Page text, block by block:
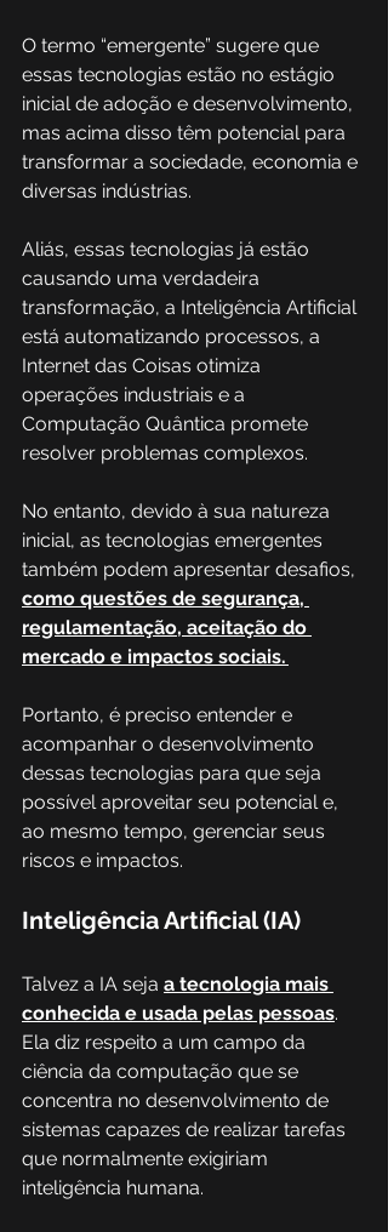
O termo “emergente” sugere que
essas tecnologias estão no estágio
inicial de adoção e desenvolvimento,
mas acima disso têm potencial para
transformar a sociedade, economia e
diversas indústrias.
Aliás, essas tecnologias já estão
causando uma verdadeira
transformação, a Inteligência Artificial
está automatizando processos, a
Internet das Coisas otimiza
operações industriais e a
Computação Quântica promete
resolver problemas complexos.
No entanto, devido à sua natureza
inicial, as tecnologias emergentes
também podem apresentar desafios,
como questões de segurança,
regulamentação, aceitação do
mercado e impactos sociais.
Portanto, é preciso entender e
acompanhar o desenvolvimento
dessas tecnologias para que seja
possível aproveitar seu potencial e,
ao mesmo tempo, gerenciar seus
riscos e impactos.
Inteligência Artificial (IA)
Talvez a IA seja a tecnologia mais
conhecida e usada pelas pessoas.
Ela diz respeito a um campo da
ciência da computação que se
concentra no desenvolvimento de
sistemas capazes de realizar tarefas
que normalmente exigiriam
inteligência humana.